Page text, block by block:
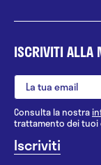
ISCRIVITI ALLA
Consulta la nostra
trattamento dei tuoi